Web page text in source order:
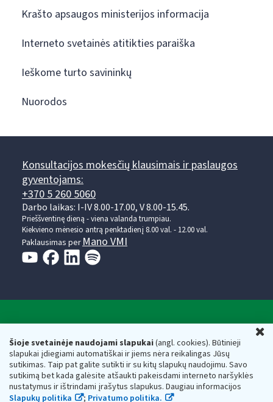
Šioje svetainėje naudojami slapukai(angl. cookies). Būtinieji
slapukai įdiegiami automatiškai ir jiems nėra reikalingas Jūsų
sutikimas. Taip pat galite sutikti ir su kitų slapukų naudojimu. Savo
sutikimą bet kada galėsite atšaukti pakeisdami interneto naršyklės
nustatymus ir ištrindami įrašytus slapukus. Daugiau informacijos
Slapukų politika
; Privatumo politika.
Krašto apsaugos ministerijos informacija
Interneto svetainės atitikties paraiška
Ieškome turto savininkų
Nuorodos
Konsultacijos mokesčių klausimais ir paslaugos
gyventojams:
+370 5 260 5060
Darbo laikas: I-IV 8.00-17.00, V 8.00-15.45.
Prieššventinę dieną - viena valanda trumpiau.
Kiekvieno mėnesio antrą penktadienį 8.00 val. - 12.00 val.
Paklausimas per Mano VMI
Respublikos finansų ministerijos
Biudžetinė įstaiga. Juridinio asmens kodas — 188659752,
adresas: Vasario 16-osios g. 14, 01107 Vilnius, Lietuva, el.paštas:
vmi@vmi.lt, E. pristatymo dėžutės adresas 188659752
Duomenys apie Valstybinę mokesčių inspekciją prie Lietuvos